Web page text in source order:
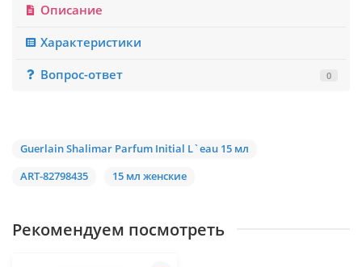
Описание
Характеристики
Вопрос-ответ
0
Guerlain Shalimar Parfum Initial L`eau 15 мл
ART-82798435
15 мл женские
Рекомендуем посмотреть